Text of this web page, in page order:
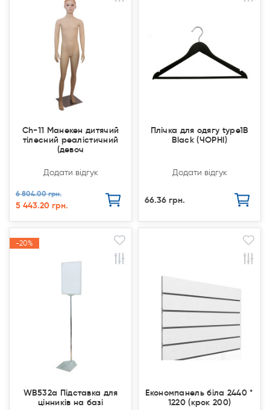
Ch-11 Манекен дитячий
тілесний реалістичний
(девоч
Додати відгук
6 804.00 грн.
5 443.20 грн.
Плічка для одягу type1В
Black (ЧОРНІ)
Додати відгук
66.36 грн.
-20%
-20%
WB532a Підставка для
цінників на базі
Економпанель біла 2440 *
1220 (крок 200)